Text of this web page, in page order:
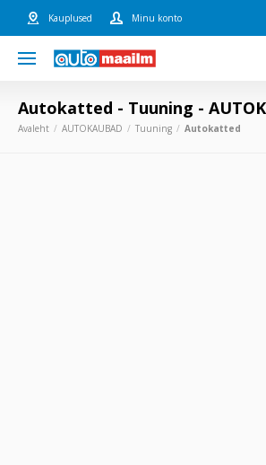
Kauplused Minu konto
Autokatted - Tuuning -
Avaleht AUTOKAUBAD Tuuning Autokatted